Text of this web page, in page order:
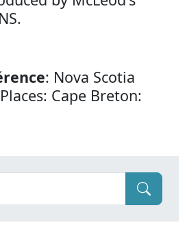
: Nova Scotia
Cape Breton: